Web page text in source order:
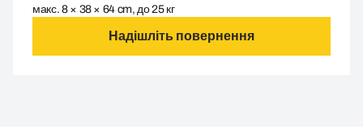
макс. 8 × 38 × 64 cm, до 25 кг
Надішліть повернення